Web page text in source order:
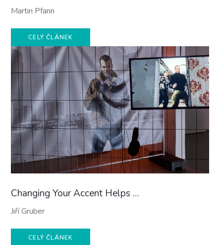
Martin Pfann
CELÝ ČLÁNEK
Changing Your Accent Helps …
Jiří Gruber
CELÝ ČLÁNEK